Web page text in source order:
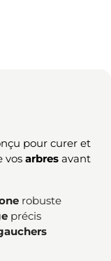
pour curer et
vos arbres avant
robuste
précis